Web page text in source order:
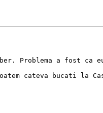
a fost ca
cateva bucati